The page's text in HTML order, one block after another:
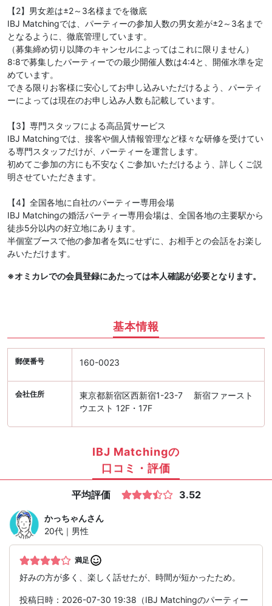
【2】男女差は±2～3名様までを徹底
IBJ Matchingでは、パーティーの参加人数の男女差が±2～3名まで
となるように、徹底管理しています。
（募集締め切り以降のキャンセルによってはこれに限りません）
8:8で募集したパーティーでの最少開催人数は4:4と、開催水準を定
めています。
できる限りお客様に安心してお申し込みいただけるよう、パーティ
ーによっては現在のお申し込み人数も記載しています。
【3】専門スタッフによる高品質サービス
IBJ Matchingでは、接客や個人情報管理など様々な研修を受けてい
る専門スタッフだけが、パーティーを運営します。
初めてご参加の方にも不安なくご参加いただけるよう、詳しくご説
明させていただきます。
【4】全国各地に自社のパーティー専用会場
IBJ Matchingの婚活パーティー専用会場は、全国各地の主要駅から
徒歩5分以内の好立地にあります。
半個室ブースで他の参加者を気にせずに、お相手との会話をお楽し
みいただけます。
※オミカレでの会員登録にあたっては本人確認が必要となります。
基本情報
郵便番号 160-0023
会社住所
東京都新宿区西新宿1-23-7 新宿ファースト
ウエスト 12F・17F
IBJ Matchingの
口コミ・評価
平均評価 3.52
かっちゃんさん
20代｜男性
満足
好みの方が多く、楽しく話せたが、時間が短かったため。
投稿日時：2026-07-30 19:38（IBJ Matchingのパーティー